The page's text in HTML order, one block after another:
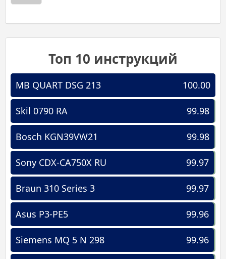
Топ 10 инструкций
100.00
MB QUART DSG 213
99.98
Skil 0790 RA
99.98
Bosch KGN39VW21
99.97
Sony CDX-CA750X RU
99.97
Braun 310 Series 3
99.96
Asus P3-PE5
99.96
Siemens MQ 5 N 298